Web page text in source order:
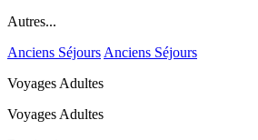
Autres...
Anciens Séjours Anciens Séjours
Voyages Adultes
Voyages Adultes